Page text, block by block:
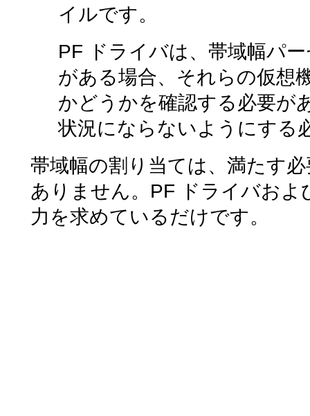
イルです。
PF ドライバは、帯域幅パ
がある場合、それらの仮想
かどうかを確認する必要が
状況にならないようにする
帯域幅の割り当ては、満たす
ありません。PF ドライバお
力を求めているだけです。